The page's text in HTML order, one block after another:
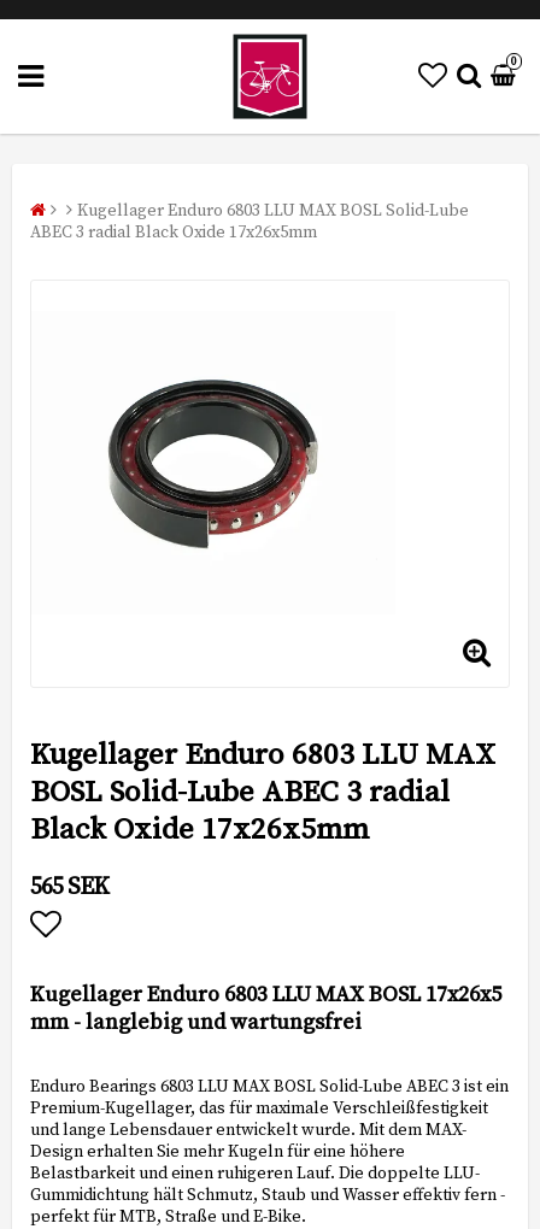
0
Kugellager Enduro 6803 LLU MAX BOSL Solid-Lube
ABEC 3 radial Black Oxide 17x26x5mm
Kugellager Enduro 6803 LLU MAX
BOSL Solid-Lube ABEC 3 radial
Black Oxide 17x26x5mm
565 SEK
Kugellager Enduro 6803 LLU MAX BOSL 17x26x5
mm - langlebig und wartungsfrei
Enduro Bearings 6803 LLU MAX BOSL Solid-Lube ABEC 3 ist ein
Premium-Kugellager, das für maximale Verschleißfestigkeit
und lange Lebensdauer entwickelt wurde. Mit dem MAX-
Design erhalten Sie mehr Kugeln für eine höhere
Belastbarkeit und einen ruhigeren Lauf. Die doppelte LLU-
Gummidichtung hält Schmutz, Staub und Wasser effektiv fern -
perfekt für MTB, Straße und E-Bike.